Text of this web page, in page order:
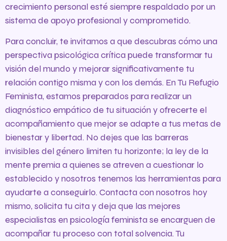
crecimiento personal esté siempre respaldado por un
sistema de apoyo profesional y comprometido.
Para concluir, te invitamos a que descubras cómo una
perspectiva psicológica crítica puede transformar tu
visión del mundo y mejorar significativamente tu
relación contigo misma y con los demás. En Tu Refugio
Feminista, estamos preparados para realizar un
diagnóstico empático de tu situación y ofrecerte el
acompañamiento que mejor se adapte a tus metas de
bienestar y libertad. No dejes que las barreras
invisibles del género limiten tu horizonte; la ley de la
mente premia a quienes se atreven a cuestionar lo
establecido y nosotros tenemos las herramientas para
ayudarte a conseguirlo. Contacta con nosotros hoy
mismo, solicita tu cita y deja que las mejores
especialistas en psicología feminista se encarguen de
acompañar tu proceso con total solvencia. Tu